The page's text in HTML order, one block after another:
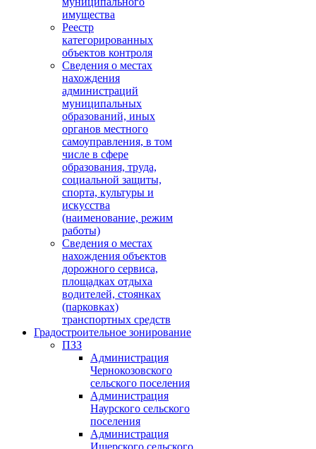
имущества
Реестр
категорированных
объектов контроля
Сведения о местах
нахождения
администраций
муниципальных
образований, иных
органов местного
самоуправления, в том
числе в сфере
образования, труда,
социальной защиты,
спорта, культуры и
искусства
(наименование, режим
работы)
Сведения о местах
нахождения объектов
дорожного сервиса,
площадках отдыха
водителей, стоянках
(парковках)
транспортных средств
Градостроительное зонирование
ПЗЗ
Администрация
Чернокозовского
сельского поселения
Администрация
Наурского сельского
поселения
Администрация
Ищерского сельского